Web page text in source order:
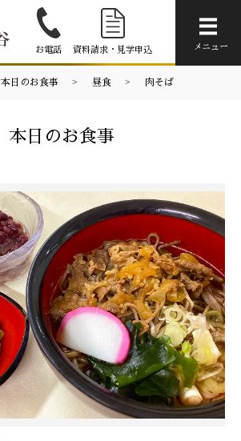
お電話 資料請求・見学申込 メニュー
本日のお食事 昼食 肉そば
本日のお食事